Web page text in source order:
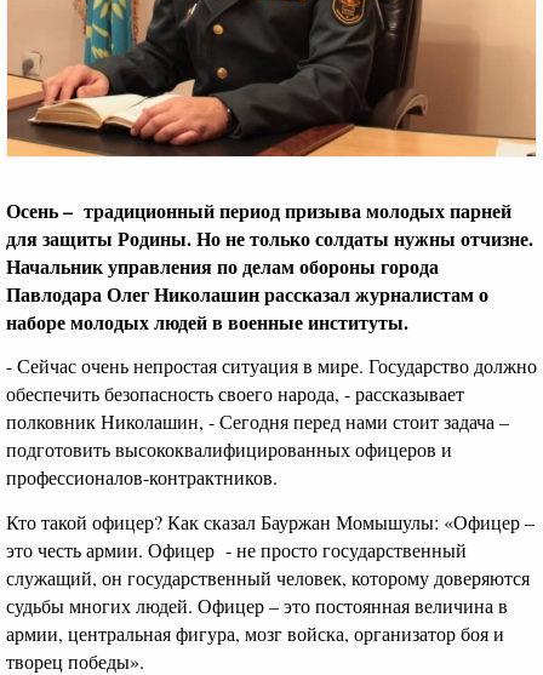
Осень – традиционный период призыва молодых парней
для защиты Родины. Но не только солдаты нужны отчизне.
Начальник управления по делам обороны города
Павлодара Олег Николашин рассказал журналистам о
наборе молодых людей в военные институты.
- Сейчас очень непростая ситуация в мире. Государство должно
обеспечить безопасность своего народа, - рассказывает
полковник Николашин, - Сегодня перед нами стоит задача –
подготовить высококвалифицированных офицеров и
профессионалов-контрактников.
Кто такой офицер? Как сказал Бауржан Момышулы: «Офицер –
это честь армии. Офицер - не просто государственный
служащий, он государственный человек, которому доверяются
судьбы многих людей. Офицер – это постоянная величина в
армии, центральная фигура, мозг войска, организатор боя и
творец победы».